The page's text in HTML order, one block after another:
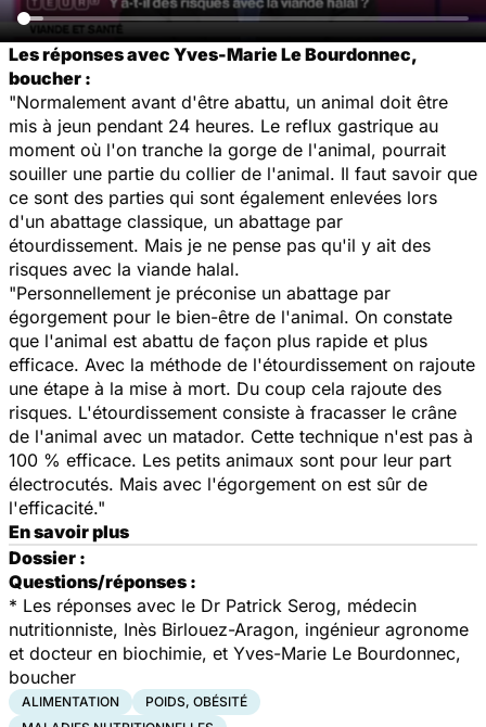
Les réponses avec Yves-Marie Le Bourdonnec,
boucher :
"Normalement avant d'être abattu, un animal doit être
mis à jeun pendant 24 heures. Le reflux gastrique au
moment où l'on tranche la gorge de l'animal, pourrait
souiller une partie du collier de l'animal. Il faut savoir que
ce sont des parties qui sont également enlevées lors
d'un abattage classique, un abattage par
étourdissement. Mais je ne pense pas qu'il y ait des
risques avec la viande halal.
"Personnellement je préconise un abattage par
égorgement pour le bien-être de l'animal. On constate
que l'animal est abattu de façon plus rapide et plus
efficace. Avec la méthode de l'étourdissement on rajoute
une étape à la mise à mort. Du coup cela rajoute des
risques. L'étourdissement consiste à fracasser le crâne
de l'animal avec un matador. Cette technique n'est pas à
100 % efficace. Les petits animaux sont pour leur part
électrocutés. Mais avec l'égorgement on est sûr de
l'efficacité."
En savoir plus
Dossier :
Questions/réponses :
* Les réponses avec le Dr Patrick Serog, médecin
nutritionniste, Inès Birlouez-Aragon, ingénieur agronome
et docteur en biochimie, et Yves-Marie Le Bourdonnec,
boucher
ALIMENTATION
POIDS, OBÉSITÉ